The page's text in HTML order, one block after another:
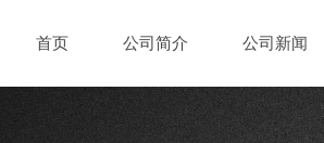
首页 公司简介 公司新闻